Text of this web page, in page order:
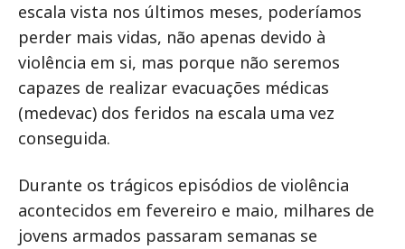
escala vista nos últimos meses, poderíamos
perder mais vidas, não apenas devido à
violência em si, mas porque não seremos
capazes de realizar evacuações médicas
(medevac) dos feridos na escala uma vez
conseguida.
Durante os trágicos episódios de violência
acontecidos em fevereiro e maio, milhares de
jovens armados passaram semanas se